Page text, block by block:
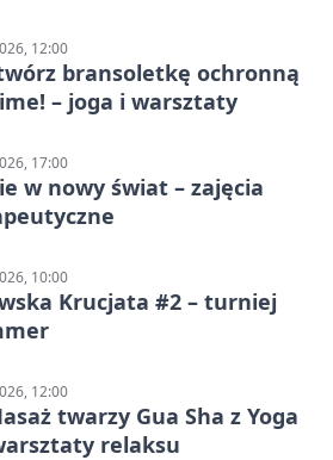
12:00
bransoletkę ochronną
– joga i warsztaty
17:00
w nowy świat – zajęcia
10:00
Krucjata #2 – turniej
12:00
twarzy Gua Sha z Yoga
relaksu